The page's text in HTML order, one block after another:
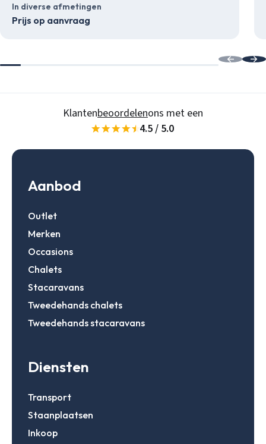
In diverse afmetingen
Prijs op aanvraag
Klantenbeoordelenons met een
4.5 / 5.0
Aanbod
Outlet
Merken
Occasions
Chalets
Stacaravans
Tweedehands chalets
Tweedehands stacaravans
Diensten
Transport
Staanplaatsen
Inkoop